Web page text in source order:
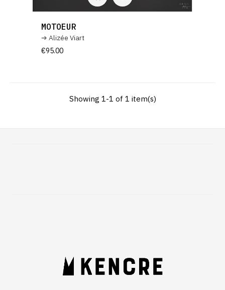
MOTOEUR
Alizée Viart
Price
€95.00
Showing 1-1 of 1 item(s)